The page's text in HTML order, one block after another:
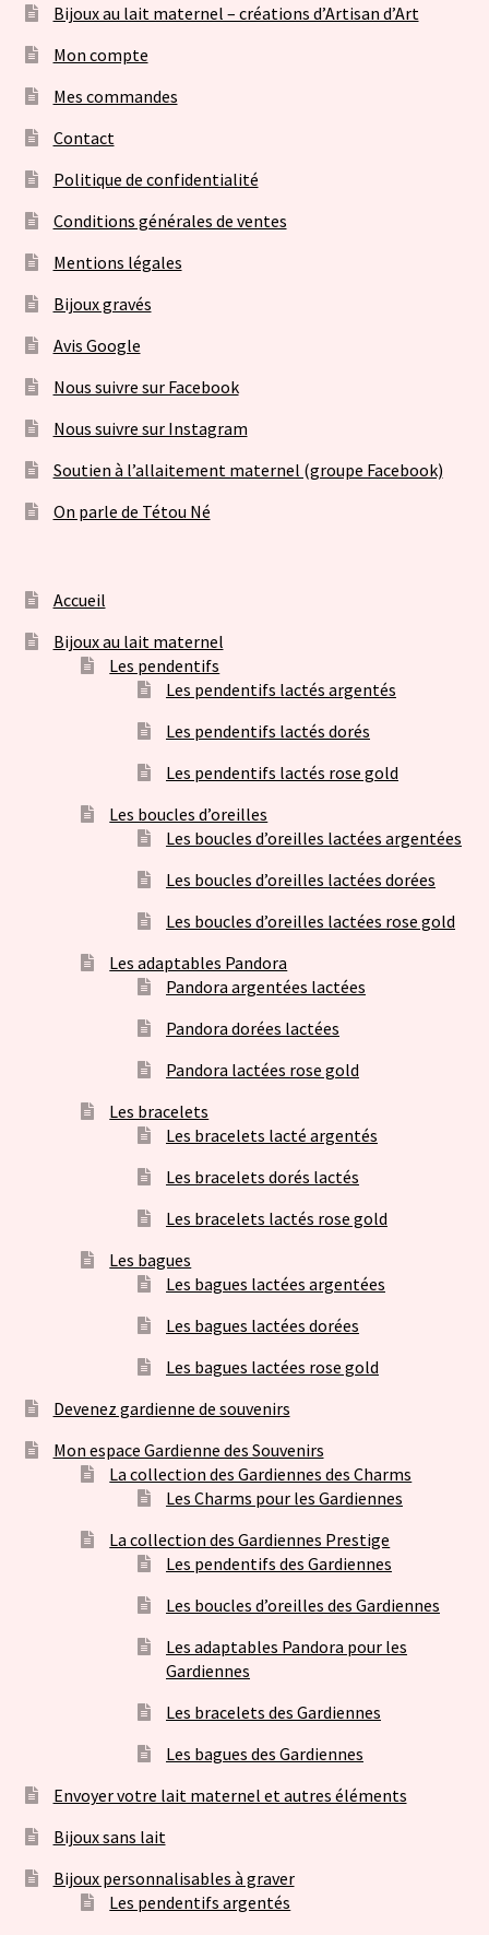
Bijoux au lait maternel – créations d’Artisan d’Art
Mon compte
Mes commandes
Contact
Politique de confidentialité
Conditions générales de ventes
Mentions légales
Bijoux gravés
Avis Google
Nous suivre sur Facebook
Nous suivre sur Instagram
Soutien à l’allaitement maternel (groupe Facebook)
On parle de Tétou Né
Accueil
Bijoux au lait maternel
Les pendentifs
Les pendentifs lactés argentés
Les pendentifs lactés dorés
Les pendentifs lactés rose gold
Les boucles d’oreilles
Les boucles d’oreilles lactées argentées
Les boucles d’oreilles lactées dorées
Les boucles d’oreilles lactées rose gold
Les adaptables Pandora
Pandora argentées lactées
Pandora dorées lactées
Pandora lactées rose gold
Les bracelets
Les bracelets lacté argentés
Les bracelets dorés lactés
Les bracelets lactés rose gold
Les bagues
Les bagues lactées argentées
Les bagues lactées dorées
Les bagues lactées rose gold
Devenez gardienne de souvenirs
Mon espace Gardienne des Souvenirs
La collection des Gardiennes des Charms
Les Charms pour les Gardiennes
La collection des Gardiennes Prestige
Les pendentifs des Gardiennes
Les boucles d’oreilles des Gardiennes
Les adaptables Pandora pour les
Gardiennes
Les bracelets des Gardiennes
Les bagues des Gardiennes
Envoyer votre lait maternel et autres éléments
Bijoux sans lait
Bijoux personnalisables à graver
Les pendentifs argentés